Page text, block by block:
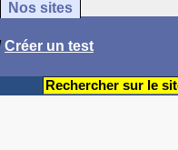
Nos sites
Créer un test